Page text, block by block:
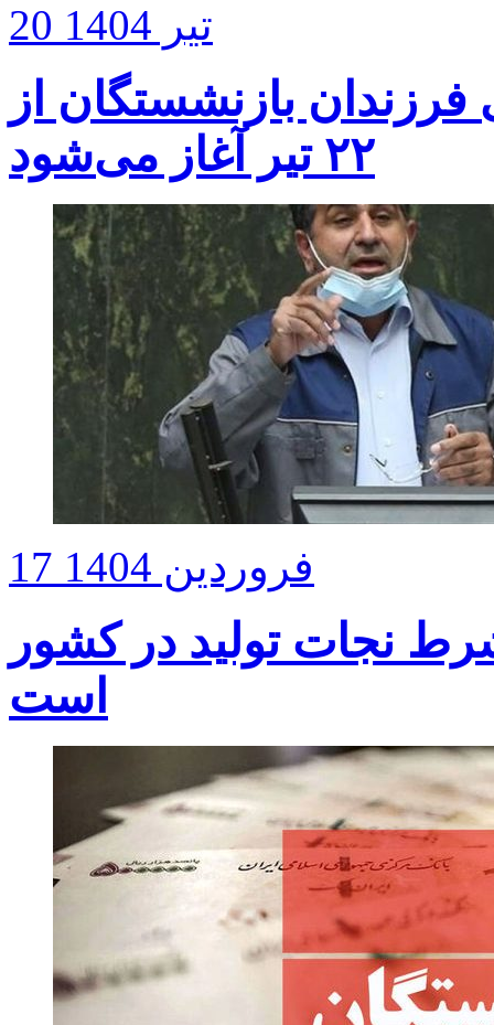
20 تیر 1404
۶۰ میلیونی فرزندان بازنشستگان از
۲۲ تیر آغاز می‌شود
17 فروردین 1404
نجات تولید در کشور
است